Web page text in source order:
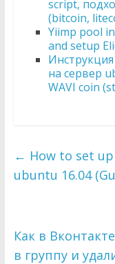
script,
(bitcoin,
Yiimp pool
and setup
на сервер
WAVI coin
← How to set
ubuntu 16.04
Как в
в группу и